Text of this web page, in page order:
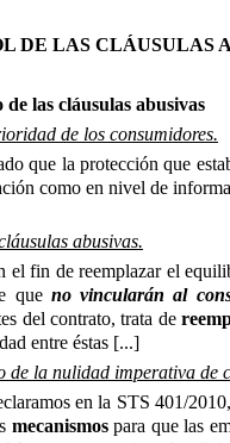
DE LAS CLÁUSULAS
las cláusulas abusivas
de los consumidores.
que la protección que
como en nivel de
abusivas.
el fin de reemplazar el
que no vincularán al
del contrato, trata de
entre éstas [...]
de la nulidad imperativa de
en la STS 401/
mecanismospara que las